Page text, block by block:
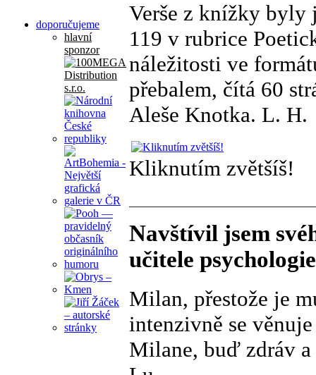
doporučujeme
hlavní
sponzor
Verše z knížky
119 v rubrice
náležitosti ve
přebalem, čítá 60
Aleše Knotka. L. H.
Kliknutím zvětšíš!
Navštívil jsem
učitele
Milan, přestože je
intenzivně se
Milane, buď zdráv a